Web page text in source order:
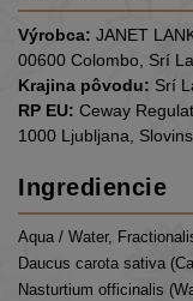
Výrobca: JANET
00600 Colombo, Srí
Krajina pôvodu: Srí
RP EU: Ceway
1000 Ljubljana,
Ingrediencie
Aqua / Water,
Daucus carota sativa
Nasturtium officinalis